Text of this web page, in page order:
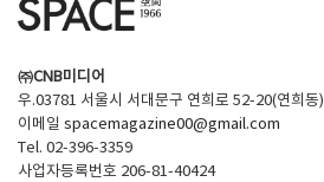
기사문의
Contact
㈜CNB미디어
우.03781 서울시 서대문구 연희로 52-20(연희동)
이메일 spacemagazine00@gmail.com
Tel. 02-396-3359
사업자등록번호 206-81-40424